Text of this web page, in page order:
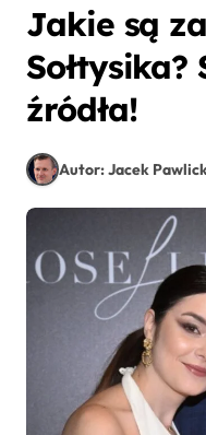
Jakie są
Sołtysika?
źródła!
Autor: Jacek